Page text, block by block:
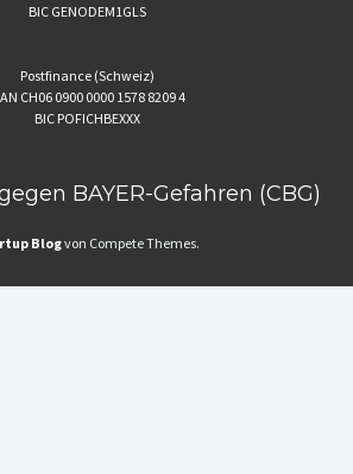
BIC GENODEM1GLS
Postfinance (Schweiz)
CH06 0900 0000 1578 8209 4
BIC POFICHBEXXX
BAYER-Gefahren (CBG)
Blogvon Compete Themes.